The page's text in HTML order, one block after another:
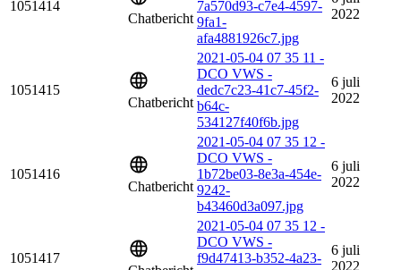
1051414
Chatbericht
7a570d93-c7e4-4597-
9fa1-
afa4881926c7.jpg
2022
1051415
Chatbericht
2021-05-04 07 35 11 -
DCO VWS -
dedc7c23-41c7-45f2-
b64c-
534127f40f6b.jpg
6 juli
2022
1051416
Chatbericht
2021-05-04 07 35 12 -
DCO VWS -
1b72be03-8e3a-454e-
9242-
b43460d3a097.jpg
6 juli
2022
1051417
2021-05-04 07 35 12 -
DCO VWS -
f9d47413-b352-4a23-
6 juli
2022